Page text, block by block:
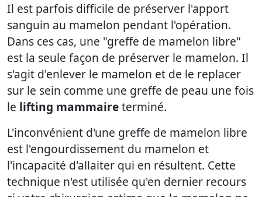
Il est parfois difficile de préserver l'apport
sanguin au mamelon pendant l'opération.
Dans ces cas, une "greffe de mamelon libre"
est la seule façon de préserver le mamelon. Il
s'agit d'enlever le mamelon et de le replacer
sur le sein comme une greffe de peau une fois
le lifting mammaireterminé.
L'inconvénient d'une greffe de mamelon libre
est l'engourdissement du mamelon et
l'incapacité d'allaiter qui en résultent. Cette
technique n'est utilisée qu'en dernier recours